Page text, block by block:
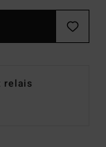
relais